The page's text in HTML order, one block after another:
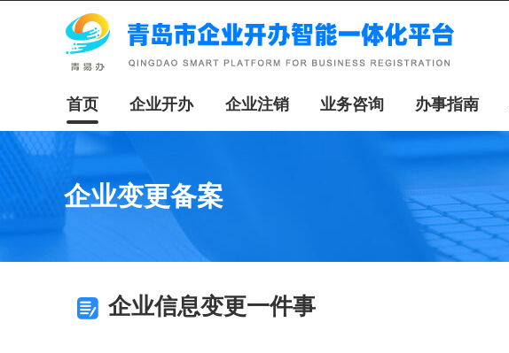
首页 企业开办 企业注销 业务咨询 办事指南
企业变更备案
企业信息变更一件事